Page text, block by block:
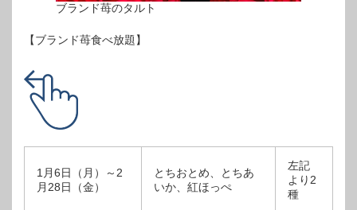
ブランド苺のタルト
【ブランド苺食べ放題】
1月6日（月）～2
月28日（金）
とちおとめ、とちあ
いか、紅ほっぺ
左記
より2
種